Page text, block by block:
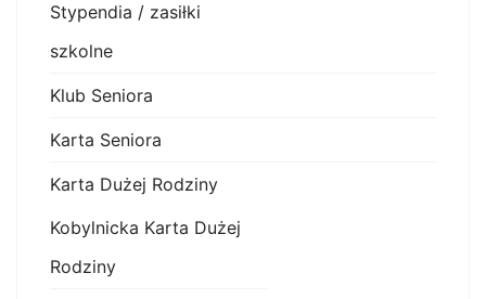
Stypendia / zasiłki
szkolne
Klub Seniora
Karta Seniora
Karta Dużej Rodziny
Kobylnicka Karta Dużej
Rodziny